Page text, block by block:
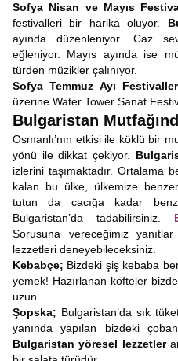
Sofya Nisan ve Mayıs
festivalleri bir harika oluyor.
ayında düzenleniyor. Caz
eğleniyor. Mayıs ayında ise
türden müzikler çalınıyor.
Sofya Temmuz Ayı
üzerine Water Tower Sanat
Bulgaristan
Osmanlı’nın etkisi ile köklü bir
yönü ile dikkat çekiyor.
izlerini taşımaktadır. Ortalama
kalan bu ülke, ülkemize
tutun da cacığa kadar
Bulgaristan’da tadabilirsiniz.
Sorusuna vereceğimiz
lezzetleri deneyebileceksiniz.
Kebabçe; Bizdeki şiş kebaba
yemek! Hazırlanan köfteler
uzun.
Şopska; Bulgaristan’da sık
yanında yapılan bizdeki
Bulgaristan yöresel lezzetler